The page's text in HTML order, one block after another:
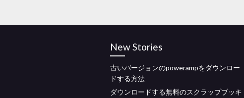
New Stories
古いバージョンのpowerampをダウンロー
ドする方法
ダウンロードする無料のスクラップブッキ